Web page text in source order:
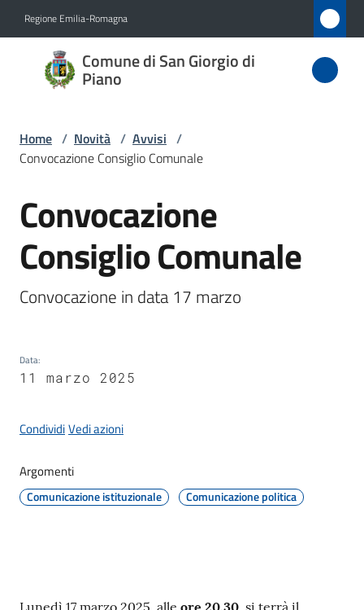
Regione Emilia-Romagna
Comune di San Giorgio di
Piano
Comune
di San
di Piano
Amministrazione
Novità
Menu selezionato
Servizi
San
Giorgio
l
Home / Novità / Avvisi /
Convocazione Consiglio Comunale
Salta al contenuto
Convocazione
Consiglio Comunale
Convocazione in data 17 marzo
Data:
11 marzo 2025
CondividiVedi azioni
Argomenti
Comunicazione istituzionale Comunicazione politica